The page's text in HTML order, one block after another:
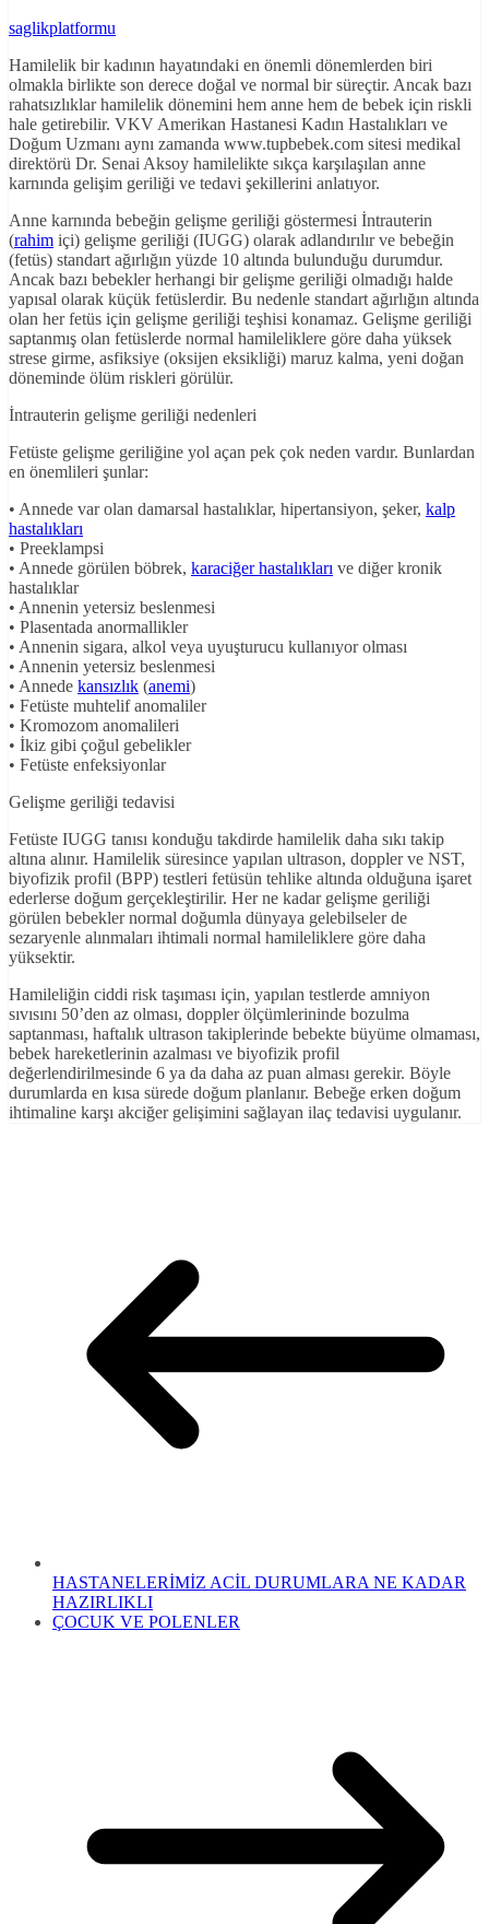
saglikplatformu
Hamilelik bir kadının hayatındaki en önemli dönemlerden biri
olmakla birlikte son derece doğal ve normal bir süreçtir. Ancak bazı
rahatsızlıklar hamilelik dönemini hem anne hem de bebek için riskli
hale getirebilir. VKV Amerikan Hastanesi Kadın Hastalıkları ve
Doğum Uzmanı aynı zamanda www.tupbebek.com sitesi medikal
direktörü Dr. Senai Aksoy hamilelikte sıkça karşılaşılan anne
karnında gelişim geriliği ve tedavi şekillerini anlatıyor.
Anne karnında bebeğin gelişme geriliği göstermesi İntrauterin
(rahim içi) gelişme geriliği (IUGG) olarak adlandırılır ve bebeğin
(fetüs) standart ağırlığın yüzde 10 altında bulunduğu durumdur.
Ancak bazı bebekler herhangi bir gelişme geriliği olmadığı halde
yapısal olarak küçük fetüslerdir. Bu nedenle standart ağırlığın altında
olan her fetüs için gelişme geriliği teşhisi konamaz. Gelişme geriliği
saptanmış olan fetüslerde normal hamileliklere göre daha yüksek
strese girme, asfiksiye (oksijen eksikliği) maruz kalma, yeni doğan
döneminde ölüm riskleri görülür.
İntrauterin gelişme geriliği nedenleri
Fetüste gelişme geriliğine yol açan pek çok neden vardır. Bunlardan
en önemlileri şunlar:
• Annede var olan damarsal hastalıklar, hipertansiyon, şeker, kalp
hastalıkları
• Preeklampsi
• Annede görülen böbrek, karaciğer hastalıkları ve diğer kronik
hastalıklar
• Annenin yetersiz beslenmesi
• Plasentada anormallikler
• Annenin sigara, alkol veya uyuşturucu kullanıyor olması
• Annenin yetersiz beslenmesi
• Annede kansızlık (anemi)
• Fetüste muhtelif anomaliler
• Kromozom anomalileri
• İkiz gibi çoğul gebelikler
• Fetüste enfeksiyonlar
Gelişme geriliği tedavisi
Fetüste IUGG tanısı konduğu takdirde hamilelik daha sıkı takip
altına alınır. Hamilelik süresince yapılan ultrason, doppler ve NST,
biyofizik profil (BPP) testleri fetüsün tehlike altında olduğuna işaret
ederlerse doğum gerçekleştirilir. Her ne kadar gelişme geriliği
görülen bebekler normal doğumla dünyaya gelebilseler de
sezaryenle alınmaları ihtimali normal hamileliklere göre daha
yüksektir.
Hamileliğin ciddi risk taşıması için, yapılan testlerde amniyon
sıvısını 50’den az olması, doppler ölçümlerininde bozulma
saptanması, haftalık ultrason takiplerinde bebekte büyüme olmaması,
bebek hareketlerinin azalması ve biyofizik profil
değerlendirilmesinde 6 ya da daha az puan alması gerekir. Böyle
durumlarda en kısa sürede doğum planlanır. Bebeğe erken doğum
ihtimaline karşı akciğer gelişimini sağlayan ilaç tedavisi uygulanır.
HASTANELERİMİZ ACİL DURUMLARA NE KADAR
HAZIRLIKLI
ÇOCUK VE POLENLER